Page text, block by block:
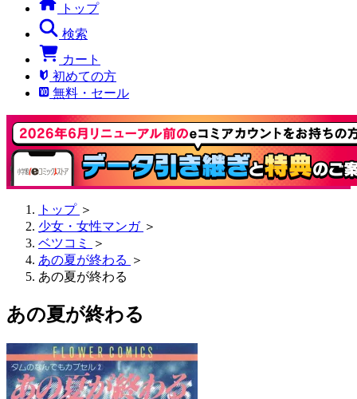
トップ
検索
カート
初めての方
無料・セール
トップ ＞
少女・女性マンガ ＞
ベツコミ
＞
あの夏が終わる ＞
あの夏が終わる
あの夏が終わる